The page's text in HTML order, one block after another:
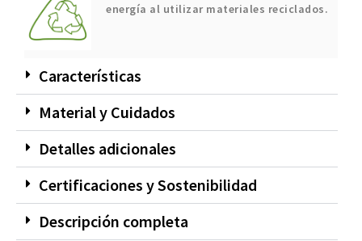
energía al utilizar materiales reciclados.
Características
Material y Cuidados
Detalles adicionales
Certificaciones y Sostenibilidad
Descripción completa